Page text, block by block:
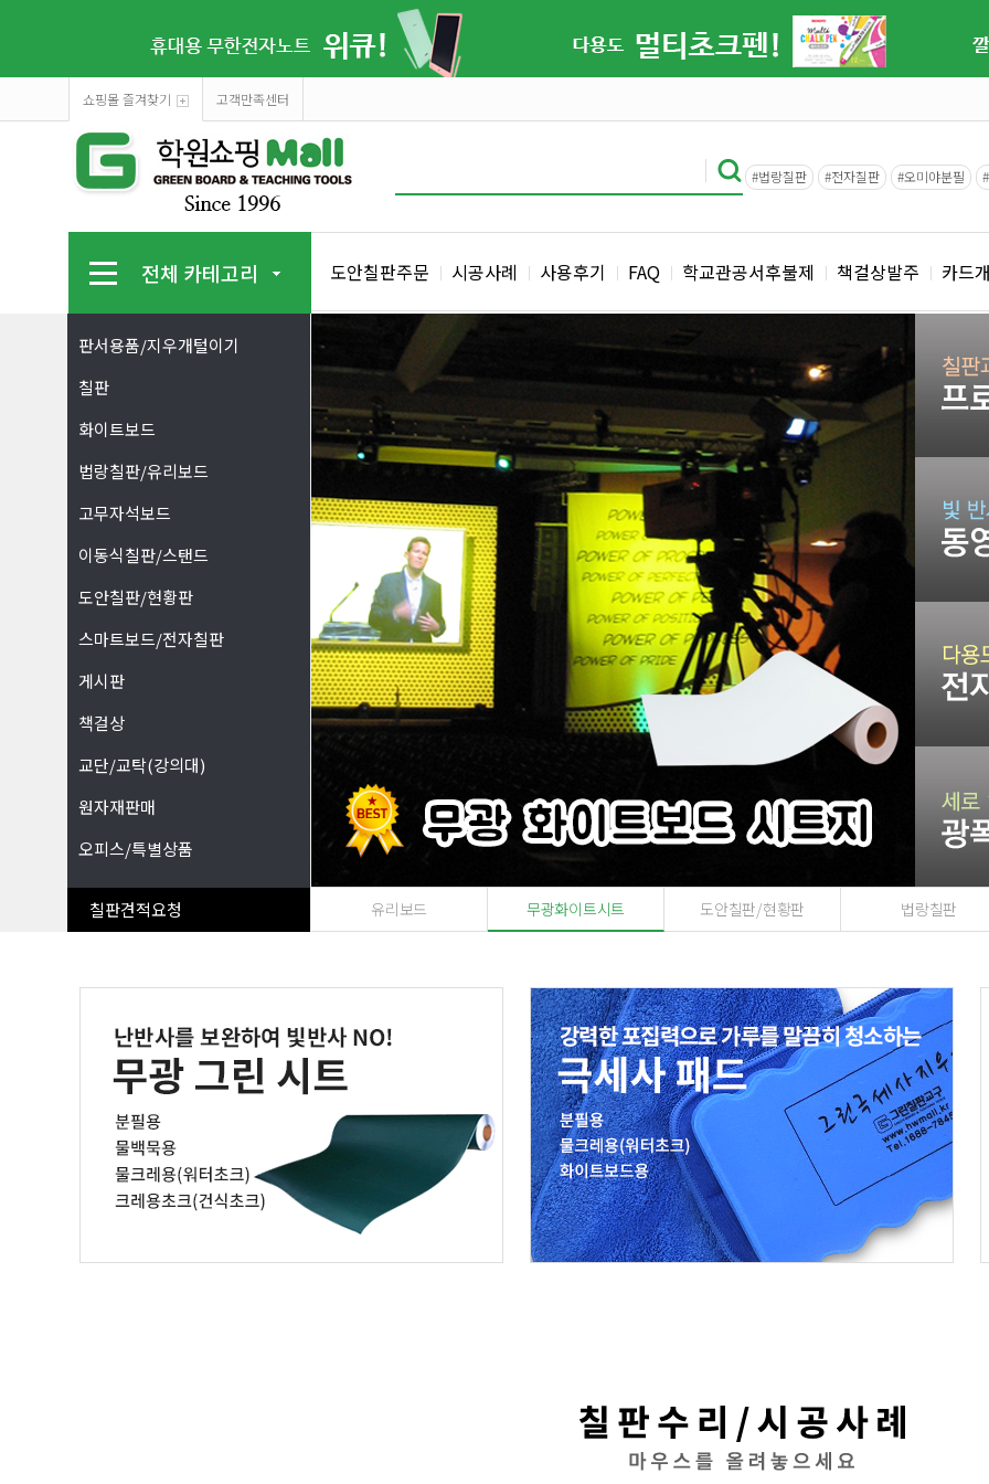
쇼핑몰 즐겨찾기 고객만족센터
#법랑칠판 #전자칠판 #오미야분필
전체 카테고리 도안칠판주문 시공사례 사용후기 FAQ 학교관공서후불제 책걸상발주 카드
판서용품/지우개털이기
칠판
화이트보드
법랑칠판/유리보드
고무자석보드
이동식칠판/스탠드
도안칠판/현황판
스마트보드/전자칠판
게시판
책걸상
교단/교탁(강의대)
원자재판매
오피스/특별상품
칠판견적요청 유리보드 무광화이트시트 도안칠판/현황판 법랑칠판